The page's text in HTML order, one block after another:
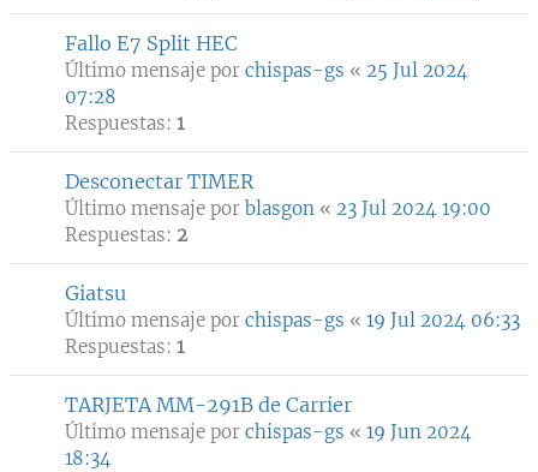
Fallo E7 Split HEC
Último mensaje por chispas-gs « 25 Jul 2024
07:28
Respuestas: 1
Desconectar TIMER
Último mensaje por blasgon « 23 Jul 2024 19:00
Respuestas: 2
Giatsu
Último mensaje por chispas-gs « 19 Jul 2024 06:33
Respuestas: 1
TARJETA MM-291B de Carrier
Último mensaje por chispas-gs « 19 Jun 2024
18:34